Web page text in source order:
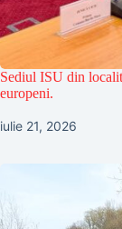
Sediul ISU din
europeni.
iulie 21, 2026